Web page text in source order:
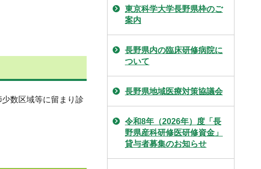
数区域等に留まり診
東京科学大学長野県枠のご
案内
長野県内の臨床研修病院に
ついて
長野県地域医療対策協議会
令和8年（2026年）度「長
野県産科研修医研修資金」
貸与者募集のお知らせ